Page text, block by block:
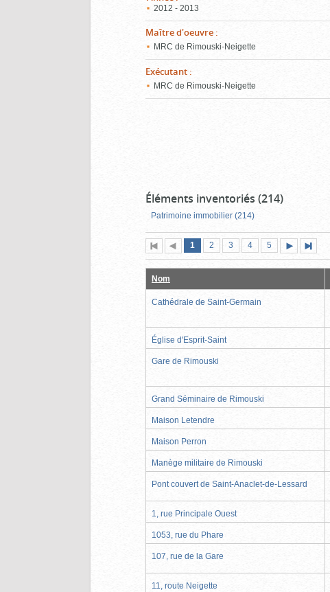
2012 - 2013
Maître d'oeuvre :
MRC de Rimouski-Neigette
Exécutant :
MRC de Rimouski-Neigette
Éléments inventoriés (214)
Patrimoine immobilier (214)
Première
page
Page
précédente
Page
1 (page
actuelle)
Page
2 Page
3 Page
4 Page
5
suivante
page
Nom
Cathédrale de Saint-Germain
Église d'Esprit-Saint
Gare de Rimouski
Grand Séminaire de Rimouski
Maison Letendre
Maison Perron
Manège militaire de Rimouski
Pont couvert de Saint-Anaclet-de-Lessard
1, rue Principale Ouest
1053, rue du Phare
107, rue de la Gare
11, route Neigette